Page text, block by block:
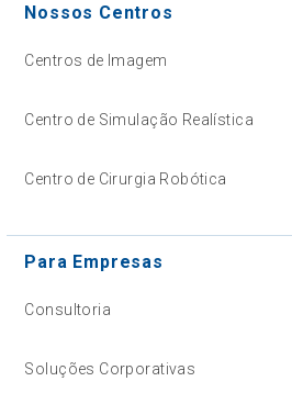
Nossos Centros
Centros de Imagem
Centro de Simulação Realística
Centro de Cirurgia Robótica
Para Empresas
Consultoria
Soluções Corporativas